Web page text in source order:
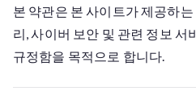
본 약관은 본 사이트가 제공하
리, 사이버 보안 및 관련 정보 서
규정함을 목적으로 합니다.